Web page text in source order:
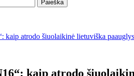
kaip atrodo šiuolaikinė lietuviška
kaip atrodo